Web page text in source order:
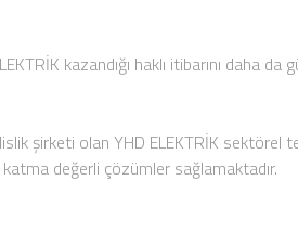
kazandığı haklı itibarını daha da
şirketi olan YHD ELEKTRİK sektörel
değerli çözümler sağlamaktadır.